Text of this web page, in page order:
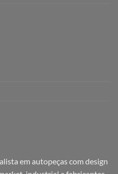
em autopeças com design